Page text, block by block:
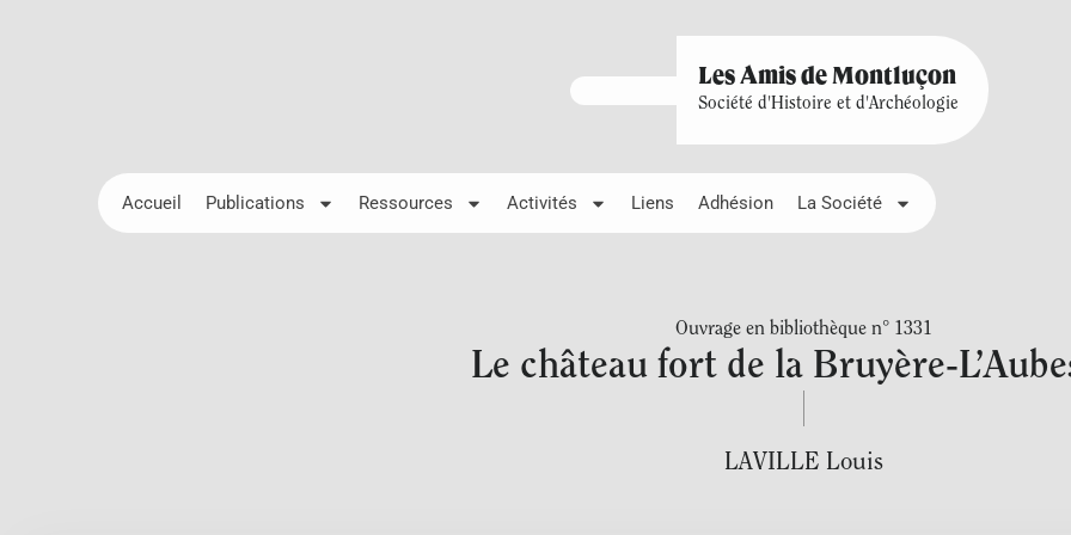
Les Amis de Montluçon
Société d'Histoire et d'Archéologie
Accueil Publications Ressources Activités Liens Adhésion La Société
Ouvrage en bibliothèque n° 1331
Le château fort de la Bruyère-
LAVILLE Louis